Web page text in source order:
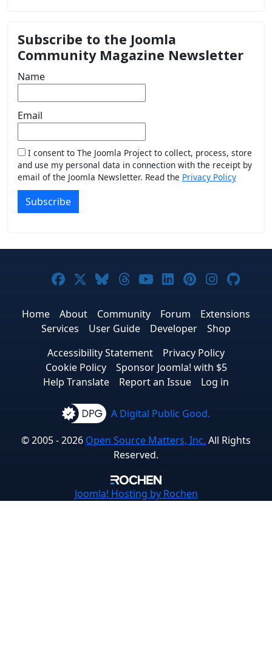
Subscribe to the Joomla
Community Magazine Newsletter
Name
Email
I consent to The Joomla Project to collect, process, store
and use my personal data in connection with the receipt by
email of the Joomla Newsletter. Read the Privacy Policy
Subscribe
Joomla! on Facebook
Joomla! on X
Joomla! on Bluesky
Joomla! on Threads
Joomla! on
Joomla! on
Joomla! on
Joomla!
Home About Community Forum
Extensions
Services
User Guide Developer
Shop
Accessibility Statement
Privacy Policy
Cookie Policy
Sponsor Joomla! with $5
Help Translate
Report an Issue Log in
A Digital Public Good.
© 2005 - 2026 Open Source Matters, Inc. All Rights
Reserved.
Joomla! Hosting by Rochen